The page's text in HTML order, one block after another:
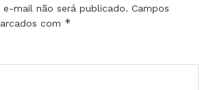
e-mail não será publicado. Campos
com *